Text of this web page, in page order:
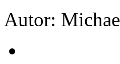
Autor: